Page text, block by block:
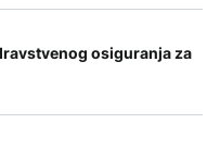
osiguranja za